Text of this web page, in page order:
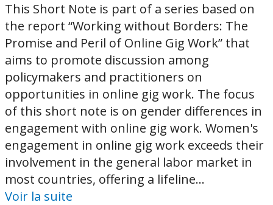
This Short Note is part of a series based on
the report “Working without Borders: The
Promise and Peril of Online Gig Work” that
aims to promote discussion among
policymakers and practitioners on
opportunities in online gig work. The focus
of this short note is on gender differences in
engagement with online gig work. Women's
engagement in online gig work exceeds their
involvement in the general labor market in
most countries, offering a lifeline...
Voir la suite